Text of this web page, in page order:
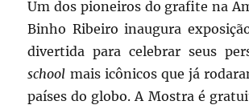
Um dos pioneiros do grafite na
Binho Ribeiro inaugura
divertida para celebrar seus
school mais icônicos que já
países do globo. A Mostra é